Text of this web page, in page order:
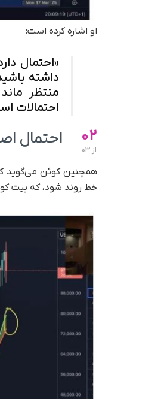
او اشاره کرده است:
«احتمال
داشته
احتمالات
02
از
احتمال
همچنین کوئن می‌گوید
خط روند شود، که بیت کوین را به